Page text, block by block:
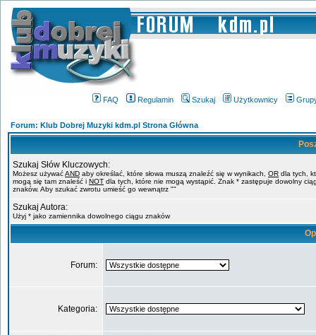
FAQ Regulamin Szukaj Użytkownicy
Forum: Klub Dobrej Muzyki kdm.pl Strona Główna
Szukaj Słów Kluczowych:
Możesz używaćAND aby określać, które słowa muszą znaleźć się w wynikach, OR dla tych,
mogą się tam znaleść i NOT dla tych, które nie mogą wystąpić. Znak * zastępuje dowolny
znaków. Aby szukać zwrotu umieść go wewnątrz ""
Szukaj Autora:
Użyj * jako zamiennika dowolnego ciągu znaków
Forum:
Kategoria: